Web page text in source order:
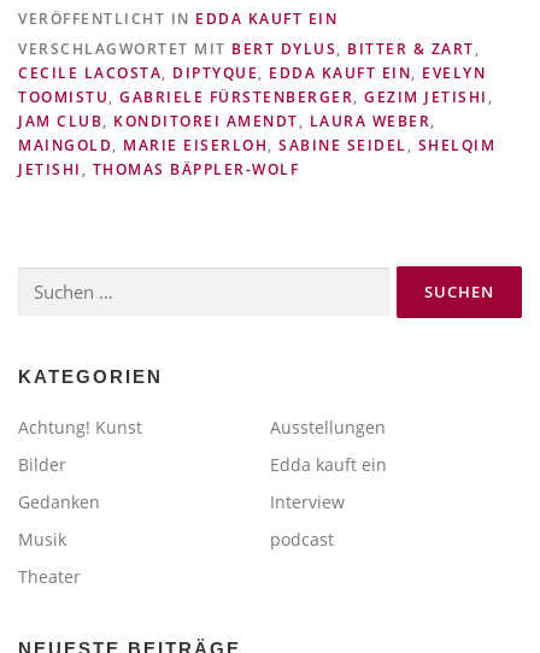
VERÖFFENTLICHT IN EDDA KAUFT EIN
VERSCHLAGWORTET MIT BERT DYLUS, BITTER & ZART,
CECILE LACOSTA, DIPTYQUE, EDDA KAUFT EIN, EVELYN
TOOMISTU, GABRIELE FÜRSTENBERGER, GEZIM JETISHI ,
JAM CLUB, KONDITOREI AMENDT, LAURA WEBER,
MAINGOLD, MARIE EISERLOH, SABINE SEIDEL, SHELQIM
JETISHI , THOMAS BÄPPLER-WOLF
nach:
KATEGORIEN
Achtung! Kunst
Ausstellungen
Bilder
Edda kauft ein
Gedanken
Interview
Musik
podcast
Theater
NEUESTE BEITRÄGE